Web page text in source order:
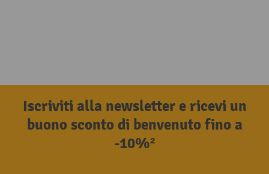
Iscriviti alla newsletter e ricevi un
buono sconto di benvenuto fino a
-10%²